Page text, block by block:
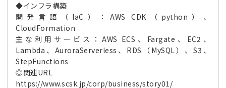
◆インフラ構築
開発言語（IaC）：AWS CDK（python）、
CloudFormation
主な利用サービス：AWS ECS、Fargate、EC2、
Lambda、AuroraServerless、RDS（MySQL）、S3、
StepFunctions
◎関連URL
https://www.scsk.jp/corp/business/story01/